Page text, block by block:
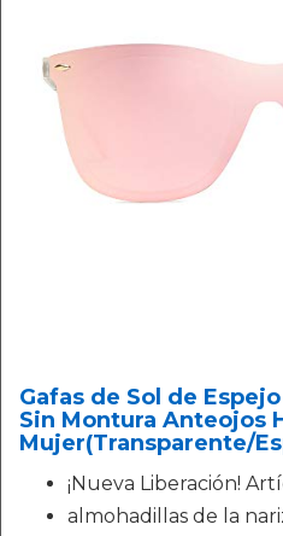
Gafas de Sol de
Sin Montura Anteojos
Mujer(Transparente/
¡Nueva Liberación!
almohadillas de la